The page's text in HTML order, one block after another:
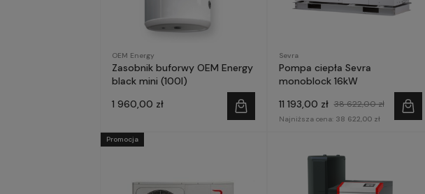
OEM Energy
Zasobnik buforwy OEM Energy
black mini (100l)
1 960,00 zł
Sevra
Pompa ciepła Sevra
monoblock 16kW
11 193,00 zł 38 622,00 zł
Najniższa cena: 38 622,00 zł
Promocja